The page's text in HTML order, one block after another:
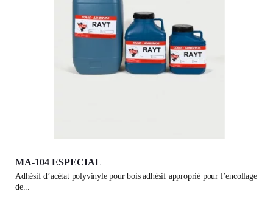
MA-104 ESPECIAL
adhésif d’acétat polyvinyle pour bois adhésif approprié pour l’encollage
de